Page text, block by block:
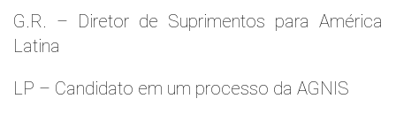
G.R. – Diretor de Suprimentos para América
Latina
LP – Candidato em um processo da AGNIS